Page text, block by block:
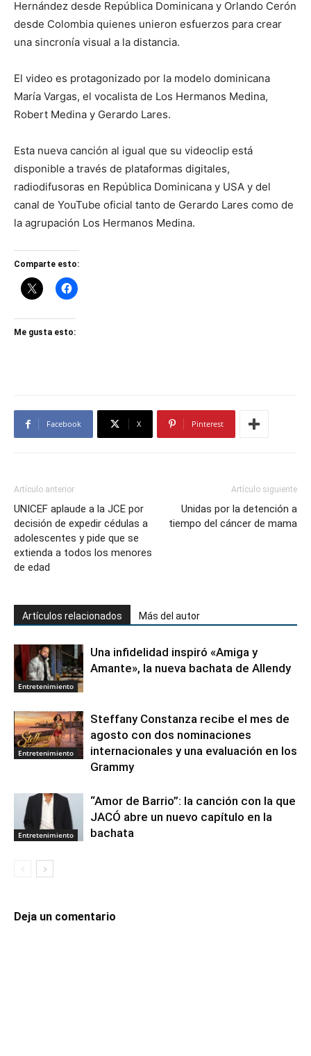
Hernández desde República Dominicana y Orlando Cerón
desde Colombia quienes unieron esfuerzos para crear
una sincronía visual a la distancia.
El video es protagonizado por la modelo dominicana
María Vargas, el vocalista de Los Hermanos Medina,
Robert Medina y Gerardo Lares.
Esta nueva canción al igual que su videoclip está
disponible a través de plataformas digitales,
radiodifusoras en República Dominicana y USA y del
canal de YouTube oficial tanto de Gerardo Lares como de
la agrupación Los Hermanos Medina.
Comparte esto:
Me gusta esto:
Facebook X Pinterest
Artículo anterior
UNICEF aplaude a la JCE por
decisión de expedir cédulas a
adolescentes y pide que se
extienda a todos los menores
de edad
Artículo siguiente
Unidas por la detención a
tiempo del cáncer de mama
Artículos relacionados Más del autor
Entretenimiento
Una infidelidad inspiró «Amiga y
Amante», la nueva bachata de Allendy
Entretenimiento
Steffany Constanza recibe el mes de
agosto con dos nominaciones
internacionales y una evaluación en los
Grammy
Entretenimiento
“Amor de Barrio”: la canción con la que
JACÓ abre un nuevo capítulo en la
bachata
Deja un comentario